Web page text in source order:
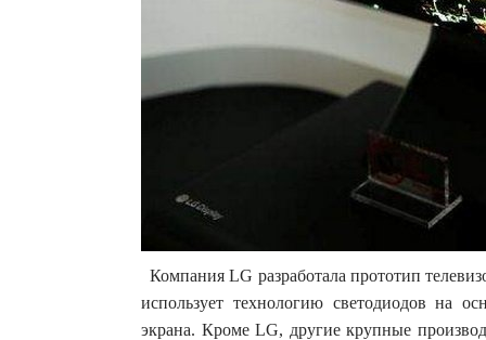
Компания LG разработала прототип
использует технологию светодиодов на
экрана. Кроме LG, другие крупные